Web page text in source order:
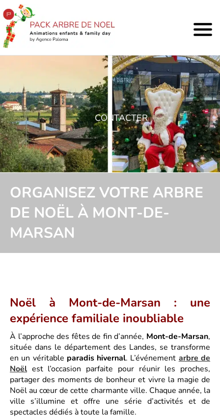
ORGANISEZ VOTRE ARBRE
DE NOËL À MONT-DE-
MARSAN
CONTACTER
Noël à Mont-de-Marsan : une
expérience familiale inoubliable
À l’approche des fêtes de fin d’année, Mont-de-Marsan,
située dans le département des Landes, se transforme
en un véritable paradis hivernal. L’événement arbre de
Noël est l’occasion parfaite pour réunir les proches,
partager des moments de bonheur et vivre la magie de
Noël au cœur de cette charmante ville. Chaque année, la
ville s’illumine et offre une série d’activités et de
spectacles dédiés à toute la famille.